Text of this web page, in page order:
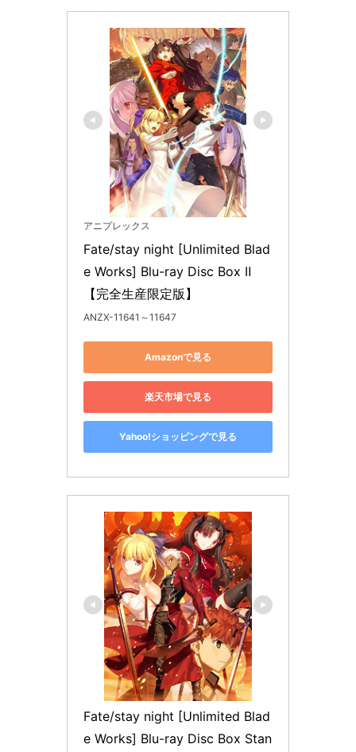
アニプレックス
Fate/stay night [Unlimited Blad
e Works] Blu-ray Disc Box Ⅱ
【完全生産限定版】
ANZX-11641～11647
Amazonで見る
楽天市場で見る
Yahoo!ショッピングで見る
Fate/stay night [Unlimited Blad
e Works] Blu-ray Disc Box Stan